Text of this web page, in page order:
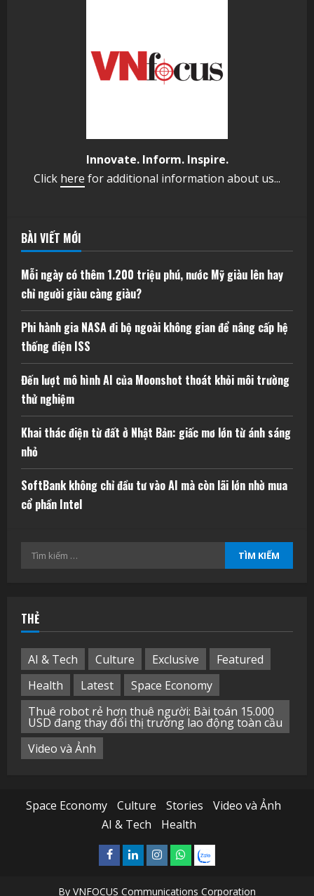
Innovate. Inform. Inspire.
Click here for additional information about us...
BÀI VIẾT MỚI
Mỗi ngày có thêm 1.200 triệu phú, nước Mỹ giàu lên hay
chỉ người giàu càng giàu?
Phi hành gia NASA đi bộ ngoài không gian để nâng cấp hệ
thống điện ISS
Đến lượt mô hình AI của Moonshot thoát khỏi môi trường
thử nghiệm
Khai thác điện từ đất ở Nhật Bản: giấc mơ lớn từ ánh sáng
nhỏ
SoftBank không chỉ đầu tư vào AI mà còn lãi lớn nhờ mua
cổ phần Intel
Tìm
THẺ
AI & Tech Culture Exclusive
Featured
Health
Latest
Space Economy
Thuê robot rẻ hơn thuê người: Bài toán 15.000
USD đang thay đổi thị trường lao động toàn cầu
Video và Ảnh
Space Economy Culture Stories
Video và Ảnh
AI & Tech
Health
Facebook
LinkedinInstagram
What’sapp
Zalo